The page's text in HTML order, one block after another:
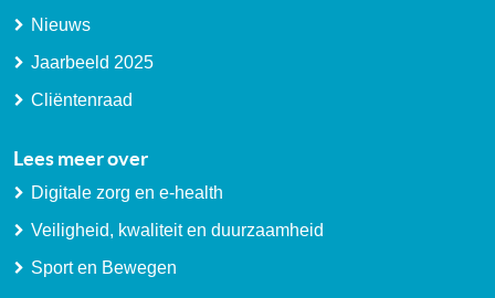
Nieuws
Jaarbeeld 2025
Cliëntenraad
Lees meer over
Digitale zorg en e-health
Veiligheid, kwaliteit en duurzaamheid
Sport en Bewegen